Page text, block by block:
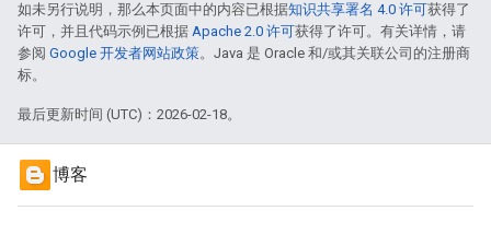
如未另行说明，那么本页面中的内容已根据知识共享署名 4.0 许可获得了
许可，并且代码示例已根据 Apache 2.0 许可获得了许可。有关详情，请
参阅 Google 开发者网站政策。Java 是 Oracle 和/或其关联公司的注册商
标。
最后更新时间 (UTC)：2026-02-18。
博客